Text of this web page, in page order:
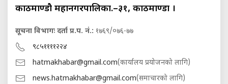
काठमाण्डौ महानगरपालिका.–३१, काठमाण्डौं ।
सूचना विभागः दर्ता प्र.प. नं.: १७६९/०७६-७७
९८५११११२२४
hatmakhabar@gmail.com(कार्यालय प्रयोजनको लागि)
news.hatmakhabar@gmail.com(समाचारको लागि)